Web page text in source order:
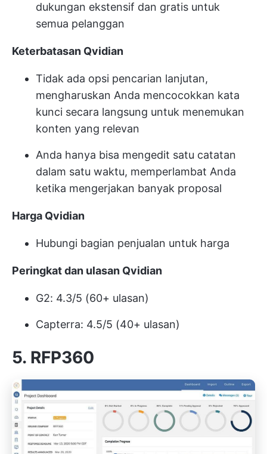
dukungan ekstensif dan gratis untuk
semua pelanggan
Keterbatasan Qvidian
Tidak ada opsi pencarian lanjutan,
mengharuskan Anda mencocokkan kata
kunci secara langsung untuk menemukan
konten yang relevan
Anda hanya bisa mengedit satu catatan
dalam satu waktu, memperlambat Anda
ketika mengerjakan banyak proposal
Harga Qvidian
Hubungi bagian penjualan untuk harga
Peringkat dan ulasan Qvidian
G2: 4.3/5 (60+ ulasan)
Capterra: 4.5/5 (40+ ulasan)
5. RFP360